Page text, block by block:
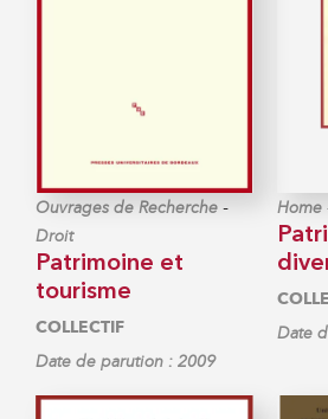
Ouvrages de Recherche -
Droit
Patrimoine et
tourisme
COLLECTIF
Date de parution : 2009
Home
Date